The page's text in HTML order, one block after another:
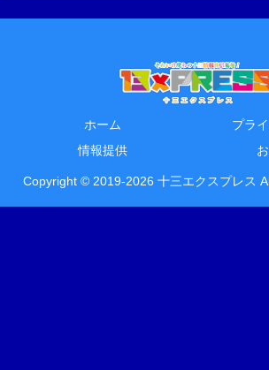
ホーム
プラ
情報提供
Copyright © 2019-2026 十三エクスプレス